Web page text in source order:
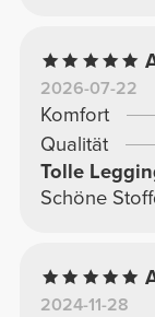
2026-07-22
Komfort
Qualität
Tolle
Schöne
2024-11-28